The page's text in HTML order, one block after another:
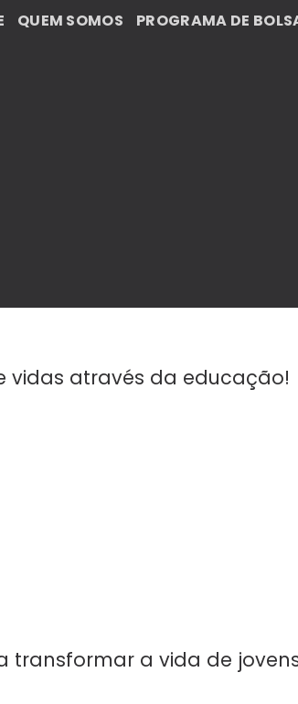
QUEM SOMOS PROGRAMA DE
vidas através da educação!
transformar a vida de